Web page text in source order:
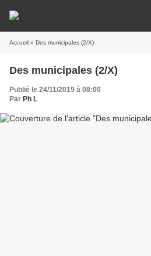
Accueil » Des municipales (2/X)
Des municipales (2/X)
Publié le 24/11/2019 à 08:00
Par Ph L